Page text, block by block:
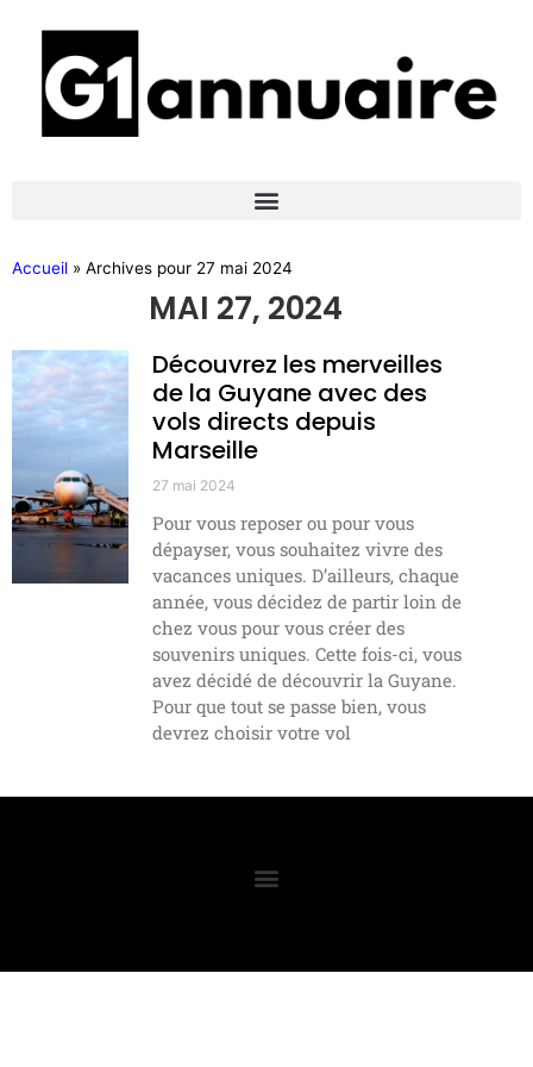
Accueil » Archives pour 27 mai 2024
MAI 27, 2024
Découvrez les merveilles
de la Guyane avec des
vols directs depuis
Marseille
27 mai 2024
Pour vous reposer ou pour vous
dépayser, vous souhaitez vivre des
vacances uniques. D’ailleurs, chaque
année, vous décidez de partir loin de
chez vous pour vous créer des
souvenirs uniques. Cette fois-ci, vous
avez décidé de découvrir la Guyane.
Pour que tout se passe bien, vous
devrez choisir votre vol